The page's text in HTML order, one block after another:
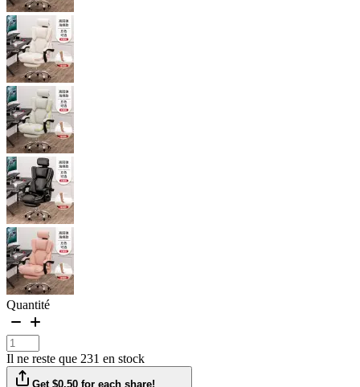
Quantité
Il ne reste que 231 en stock
Get $0.50 for each share!